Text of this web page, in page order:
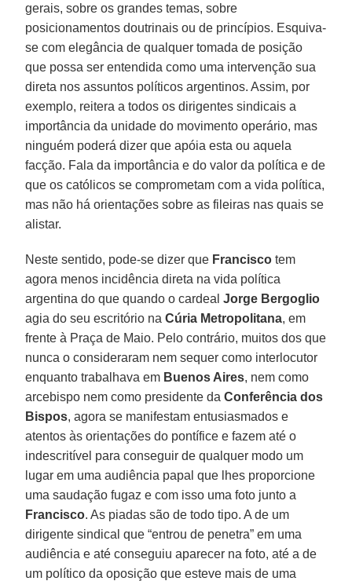
gerais, sobre os grandes temas, sobre
posicionamentos doutrinais ou de princípios. Esquiva-
se com elegância de qualquer tomada de posição
que possa ser entendida como uma intervenção sua
direta nos assuntos políticos argentinos. Assim, por
exemplo, reitera a todos os dirigentes sindicais a
importância da unidade do movimento operário, mas
ninguém poderá dizer que apóia esta ou aquela
facção. Fala da importância e do valor da política e de
que os católicos se comprometam com a vida política,
mas não há orientações sobre as fileiras nas quais se
alistar.
Neste sentido, pode-se dizer que Francisco tem
agora menos incidência direta na vida política
argentina do que quando o cardealJorge Bergoglio
agia do seu escritório naCúria Metropolitana, em
frente à Praça de Maio. Pelo contrário, muitos dos que
nunca o consideraram nem sequer como interlocutor
enquanto trabalhava em Buenos Aires, nem como
arcebispo nem como presidente daConferência dos
Bispos, agora se manifestam entusiasmados e
atentos às orientações do pontífice e fazem até o
indescritível para conseguir de qualquer modo um
lugar em uma audiência papal que lhes proporcione
uma saudação fugaz e com isso uma foto junto a
Francisco. As piadas são de todo tipo. A de um
dirigente sindical que “entrou de penetra” em uma
audiência e até conseguiu aparecer na foto, até a de
um político da oposição que esteve mais de uma